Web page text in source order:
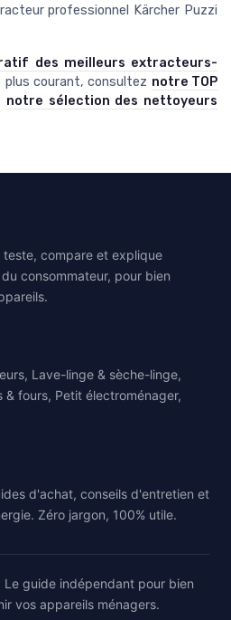
professionnel Kärcher Puzzi
des meilleurs extracteurs-
plus courant, consultez notre TOP
notre sélection des nettoyeurs
compare et explique
consommateur, pour bien
Lave-linge & sèche-linge,
& fours, Petit électroménager,
d'achat, conseils d'entretien et
Zéro jargon, 100% utile.
guide indépendant pour bien
vos appareils ménagers.